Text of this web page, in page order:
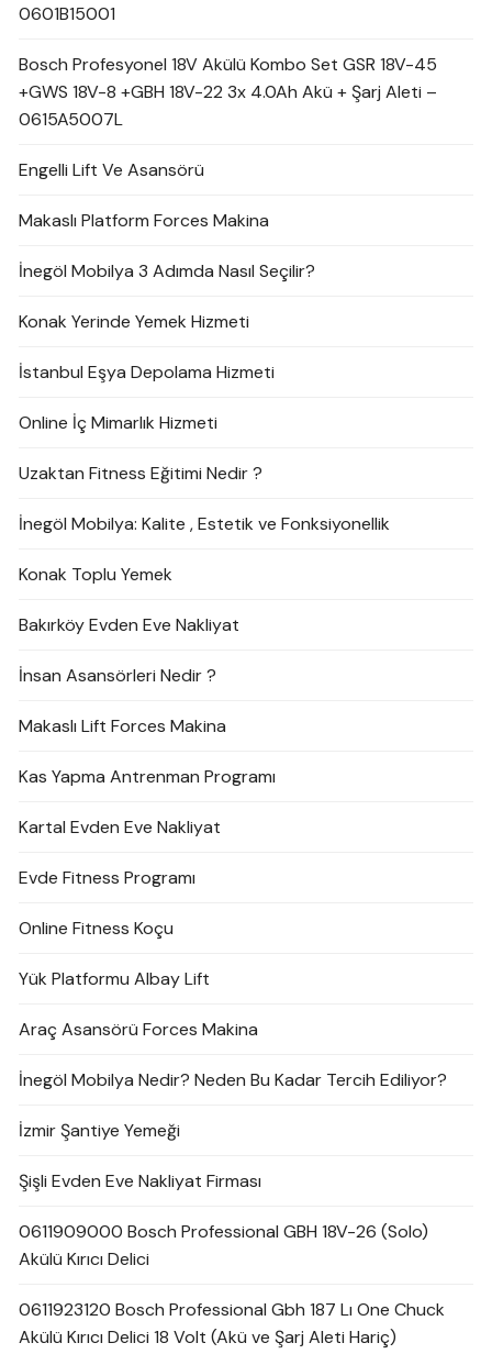
0601B15001
Bosch Profesyonel 18V Akülü Kombo Set GSR 18V-45
+GWS 18V-8 +GBH 18V-22 3x 4.0Ah Akü + Şarj Aleti –
0615A5007L
Engelli Lift Ve Asansörü
Makaslı Platform Forces Makina
İnegöl Mobilya 3 Adımda Nasıl Seçilir?
Konak Yerinde Yemek Hizmeti
İstanbul Eşya Depolama Hizmeti
Online İç Mimarlık Hizmeti
Uzaktan Fitness Eğitimi Nedir ?
İnegöl Mobilya: Kalite , Estetik ve Fonksiyonellik
Konak Toplu Yemek
Bakırköy Evden Eve Nakliyat
İnsan Asansörleri Nedir ?
Makaslı Lift Forces Makina
Kas Yapma Antrenman Programı
Kartal Evden Eve Nakliyat
Evde Fitness Programı
Online Fitness Koçu
Yük Platformu Albay Lift
Araç Asansörü Forces Makina
İnegöl Mobilya Nedir? Neden Bu Kadar Tercih Ediliyor?
İzmir Şantiye Yemeği
Şişli Evden Eve Nakliyat Firması
0611909000 Bosch Professional GBH 18V-26 (Solo)
Akülü Kırıcı Delici
0611923120 Bosch Professional Gbh 187 Lı One Chuck
Akülü Kırıcı Delici 18 Volt (Akü ve Şarj Aleti Hariç)